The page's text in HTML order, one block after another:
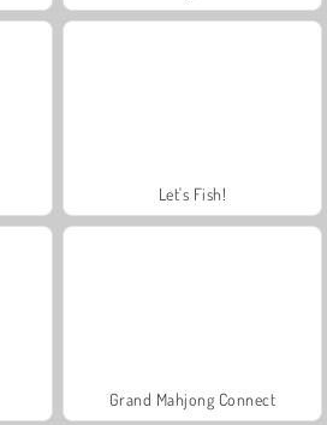
Let's Fish!
Grand Mahjong Connect